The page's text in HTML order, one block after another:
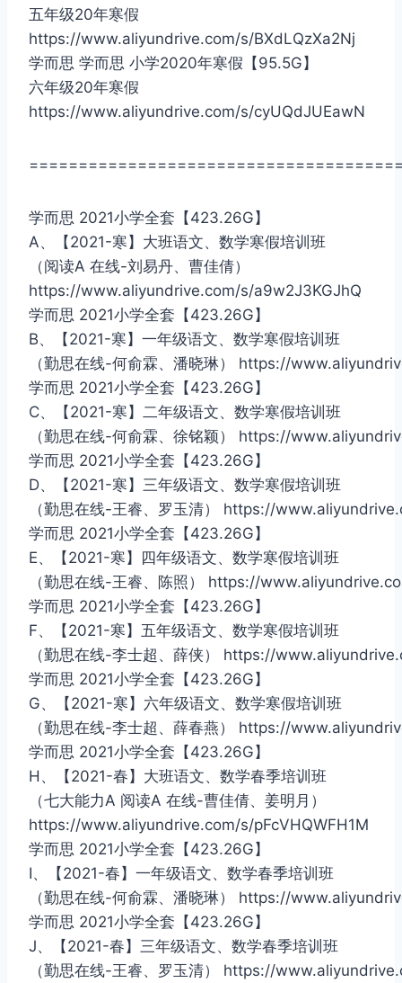
五年级20年寒假
https://www.aliyundrive.com/s/BXdLQzXa2Nj
学而思 学而思 小学2020年寒假【95.5G】
六年级20年寒假
https://www.aliyundrive.com/s/cyUQdJUEawN
学而思 2021小学全套【423.26G】
A、【2021-寒】大班语文、数学寒假培训班
（阅读A 在线-刘易丹、曹佳倩）
https://www.aliyundrive.com/s/a9w2J3KGJhQ
学而思 2021小学全套【423.26G】
B、【2021-寒】一年级语文、数学寒假培训班
（勤思在线-何俞霖、潘晓琳） https://
学而思 2021小学全套【423.26G】
C、【2021-寒】二年级语文、数学寒假培训班
（勤思在线-何俞霖、徐铭颖） https://
学而思 2021小学全套【423.26G】
D、【2021-寒】三年级语文、数学寒假培训班
（勤思在线-王睿、罗玉清） https://
学而思 2021小学全套【423.26G】
E、【2021-寒】四年级语文、数学寒假培训班
（勤思在线-王睿、陈照） https://
学而思 2021小学全套【423.26G】
F、【2021-寒】五年级语文、数学寒假培训班
（勤思在线-李士超、薛侠） https://
学而思 2021小学全套【423.26G】
G、【2021-寒】六年级语文、数学寒假培训班
（勤思在线-李士超、薛春燕） https://
学而思 2021小学全套【423.26G】
H、【2021-春】大班语文、数学春季培训班
（七大能力A 阅读A 在线-曹佳倩、姜明月）
https://www.aliyundrive.com/s/pFcVHQWFH1M
学而思 2021小学全套【423.26G】
I、【2021-春】一年级语文、数学春季培训班
（勤思在线-何俞霖、潘晓琳） https://
学而思 2021小学全套【423.26G】
J、【2021-春】三年级语文、数学春季培训班
（勤思在线-王睿、罗玉清） https://